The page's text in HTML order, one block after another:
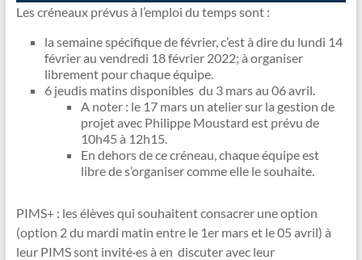
Les créneaux prévus à l’emploi du temps sont :
la semaine spécifique de février, c’est à dire du lundi 14
février au vendredi 18 février 2022; à organiser
librement pour chaque équipe.
6 jeudis matins disponibles du 3 mars au 06 avril.
A noter : le 17 mars un atelier sur la gestion de
projet avec Philippe Moustard est prévu de
10h45 à 12h15.
En dehors de ce créneau, chaque équipe est
libre de s’organiser comme elle le souhaite.
PIMS+ : les élèves qui souhaitent consacrer une option
(option 2 du mardi matin entre le 1er mars et le 05 avril) à
leur PIMS sont invité·es à en discuter avec leur